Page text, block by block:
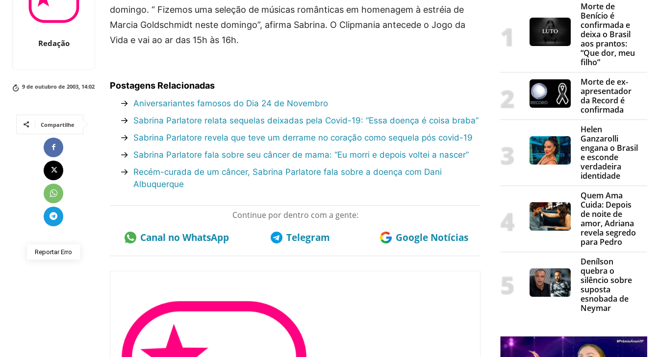
Redação
9 de outubro de 2003, 14:02
Compartilhe
Reportar Erro
domingo. “ Fizemos uma seleção de músicas românticas em homenagem à estréia de
Marcia Goldschmidt neste domingo”, afirma Sabrina. O Clipmania antecede o Jogo da
Vida e vai ao ar das 15h às 16h.
Postagens Relacionadas
→ Aniversariantes famosos do Dia 24 de Novembro
→ Sabrina Parlatore relata sequelas deixadas pela Covid-19: “Essa doença é coisa braba”
→ Sabrina Parlatore revela que teve um derrame no coração como sequela pós covid-19
→ Sabrina Parlatore fala sobre seu câncer de mama: “Eu morri e depois voltei a nascer”
→ Recém-curada de um câncer, Sabrina Parlatore fala sobre a doença com Dani
Albuquerque
Continue por dentro com a gente:
Canal no WhatsApp Telegram Google Notícias
Morte de
Benício é
confirmada e
deixa o Brasil
aos prantos:
“Que dor, meu
filho”
Morte de ex-
apresentador
da Record é
confirmada
Helen
Ganzarolli
engana o Brasil
e esconde
verdadeira
identidade
Quem Ama
Cuida: Depois
de noite de
amor, Adriana
revela segredo
para Pedro
Denílson
quebra o
silêncio sobre
suposta
esnobada de
Neymar